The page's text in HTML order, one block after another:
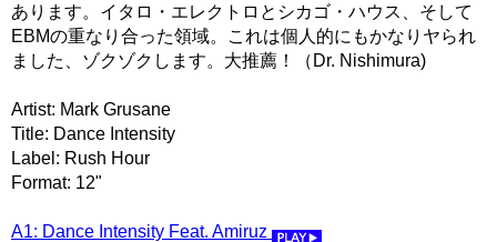
あります。イタロ・エレクトロとシカゴ・ハウス、そして
EBMの重なり合った領域。これは個人的にもかなりヤられ
ました、ゾクゾクします。大推薦！（Dr. Nishimura)
Artist: Mark Grusane
Title: Dance Intensity
Label: Rush Hour
Format: 12"
A1: Dance Intensity Feat. Amiruz